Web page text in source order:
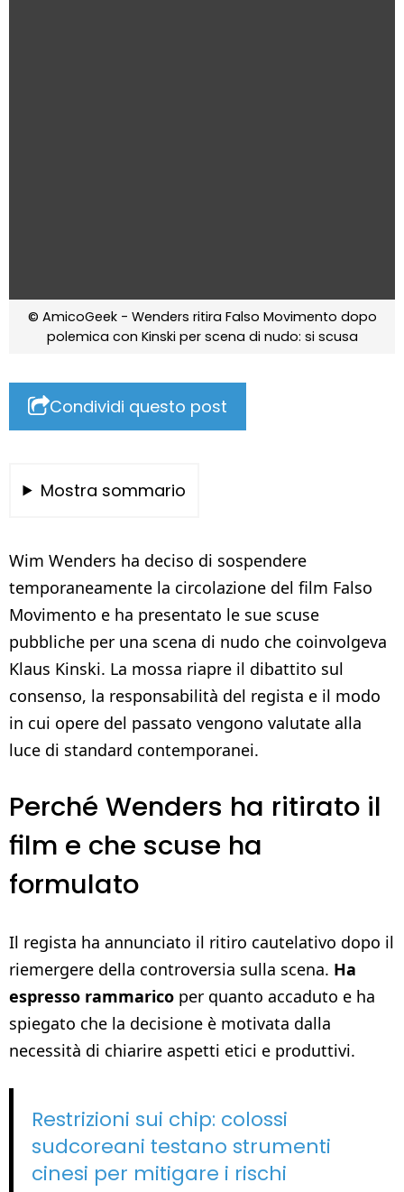
© AmicoGeek - Wenders ritira Falso Movimento dopo
polemica con Kinski per scena di nudo: si scusa
Condividi questo post
Mostra sommario
Wim Wenders ha deciso di sospendere
temporaneamente la circolazione del film Falso
Movimento e ha presentato le sue scuse
pubbliche per una scena di nudo che coinvolgeva
Klaus Kinski. La mossa riapre il dibattito sul
consenso, la responsabilità del regista e il modo
in cui opere del passato vengono valutate alla
luce di standard contemporanei.
Perché Wenders ha ritirato il
film e che scuse ha
formulato
Il regista ha annunciato il ritiro cautelativo dopo il
riemergere della controversia sulla scena. Ha
espresso rammarico per quanto accaduto e ha
spiegato che la decisione è motivata dalla
necessità di chiarire aspetti etici e produttivi.
Restrizioni sui chip: colossi
sudcoreani testano strumenti
cinesi per mitigare i rischi